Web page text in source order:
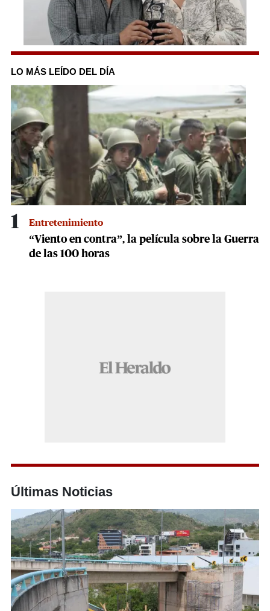
0
1
minute,
54
seconds
LO MÁS LEÍDO DEL DÍA
1 Entretenimiento
“Viento en contra”, la película sobre la Guerra
de las 100 horas
Últimas Noticias